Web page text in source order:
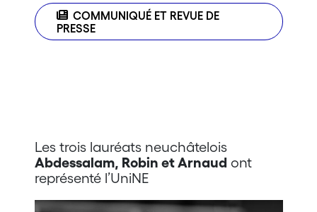
COMMUNIQUÉ ET REVUE DE
PRESSE
Les trois lauréats neuchâtelois
Abdessalam, Robin et Arnaud ont
représenté l’UniNE